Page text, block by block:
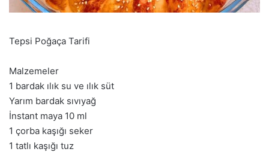
Tepsi Poğaça Tarifi
Malzemeler
1 bardak ılık su ve ılık süt
Yarım bardak sıvıyağ
İnstant maya 10 ml
1 çorba kaşığı seker
1 tatlı kaşığı tuz